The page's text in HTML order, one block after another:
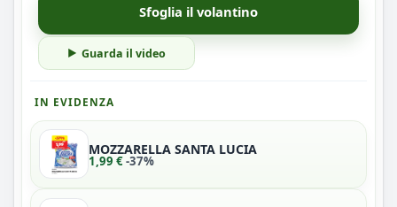
Sfoglia il volantino
Guarda il video
IN EVIDENZA
MOZZARELLA SANTA LUCIA
1,99 €-37%